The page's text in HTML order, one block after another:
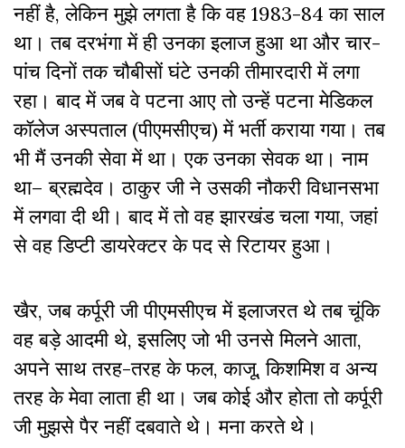
नहीं है, लेकिन मुझे लगता है कि वह 1983-84 का साल
था। तब दरभंगा में ही उनका इलाज हुआ था और चार-
पांच दिनाें तक चौबीसों घंटे उनकी तीमारदारी में लगा
रहा। बाद में जब वे पटना आए तो उन्हें पटना मेडिकल
कॉलेज अस्पताल (पीएमसीएच) में भर्ती कराया गया। तब
भी मैं उनकी सेवा में था। एक उनका सेवक था। नाम
था– ब्रह्मदेव। ठाकुर जी ने उसकी नौकरी विधानसभा
में लगवा दी थी। बाद में तो वह झारखंड चला गया, जहां
से वह डिप्टी डायरेक्टर के पद से रिटायर हुआ।
खैर, जब कर्पूरी जी पीएमसीएच में इलाजरत थे तब चूंकि
वह बड़े आदमी थे, इसलिए जो भी उनसे मिलने आता,
अपने साथ तरह-तरह के फल, काजू, किशमिश व अन्य
तरह के मेवा लाता ही था। जब कोई और होता तो कर्पूरी
जी मुझसे पैर नहीं दबवाते थे। मना करते थे।